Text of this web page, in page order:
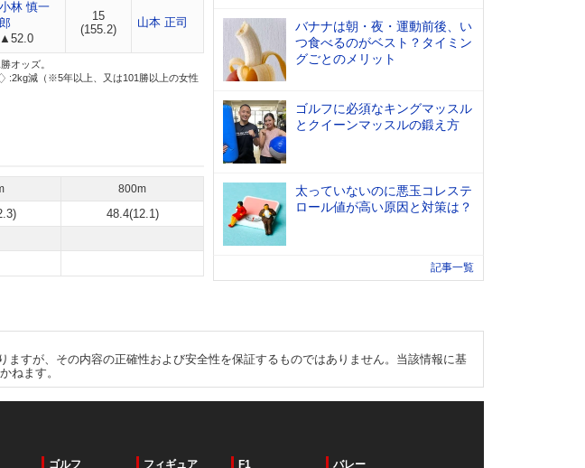
小林 慎一
郎
▲52.0
15
(155.2)
山本 正司
オッズ。
:2kg減（※5年以上、又は101勝以上の女性
800m
48.4(12.1)
バナナは朝・夜・運動前後、い
つ食べるのがベスト？タイミン
グごとのメリット
ゴルフに必須なキングマッスル
とクイーンマッスルの鍛え方
太っていないのに悪玉コレステ
ロール値が高い原因と対策は？
記事一覧
すが、その内容の正確性および安全性を保証するものではありません。当該情報に基
ねます。
ゴルフ フィギュア F1 バレー